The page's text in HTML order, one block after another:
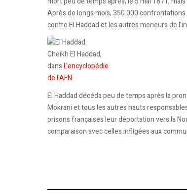
Après de longs mois, 350.000
contre El Haddad et les autres meneurs de
Cheikh El Haddad,
dansL'encyclopédie
de l'AFN
El Haddad décéda peu de temps après la
Mokrani et tous les autres hauts
prisons françaises leur déportation vers la
comparaison avec celles infligées aux